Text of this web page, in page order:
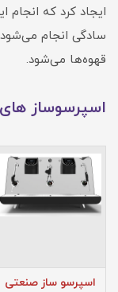
ایجاد کرد که انجام
سادگی انجام
قهوه‌ها می‌شود.
اسپرسوساز
اسپرسو ساز صنعتی